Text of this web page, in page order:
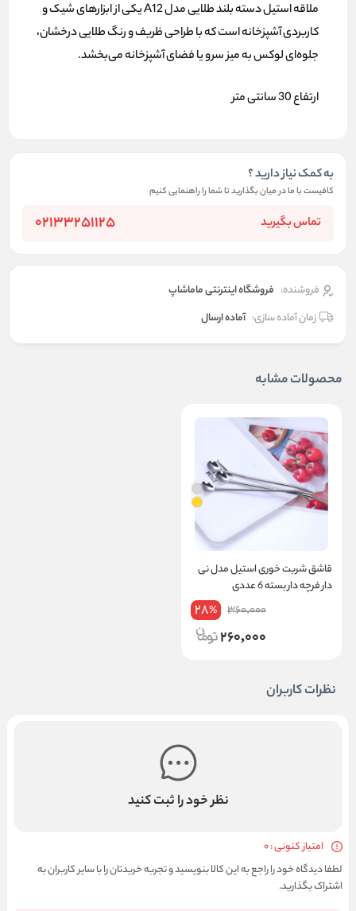
ملاقه استیل دسته بلند طلایی مدلA12یکی از ابزارهای شیک و
کاربردی آشپزخانه است که با طراحی ظریف و رنگ طلایی درخشان،
جلوه‌ای لوکس به میز سرو یا فضای آشپزخانه می‌بخشد.
ارتفاع 30 سانتی متر
به کمک نیاز دارید ؟
کافیست با ما در میان بگذارید تا شما را راهنمایی کنیم
تماس بگیرید 02133251125
فروشنده: فروشگاه اینترنتی ماماشاپ
زمان آماده سازی: آماده ارسال
محصولات مشابه
قاشق شربت خوری استیل مدل نی
دار فرچه دار بسته 6 عددی
360,000
28%
260,000
نظرات کاربران
نظر خود را ثبت کنید
امتیاز کنونی : 0
لطفا دیدگاه خود را راجع به این کالا بنویسید و تجربه خریدتان را با سایر کاربران به
اشتراک بگذارید.